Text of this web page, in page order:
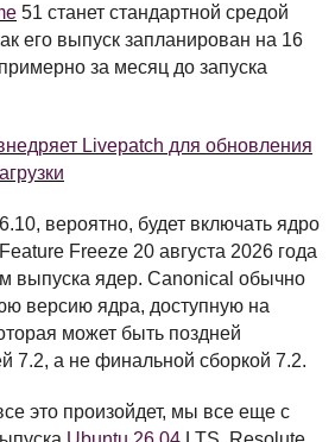
51 станет стандартной средой
его выпуск запланирован на 16
за месяц до запуска
Livepatch для обновления
вероятно, будет включать ядро
Freeze 20 августа 2026 года
выпуска ядер. Canonical обычно
версию ядра, доступную на
может быть поздней
7.2, а не финальной сборкой 7.2.
это произойдет, мы все еще с